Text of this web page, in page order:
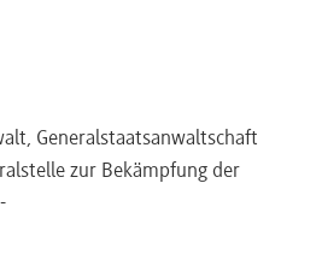
Generalstaatsanwaltschaft
zur Bekämpfung der